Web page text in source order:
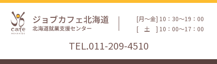
[月〜金] 10：30〜19：00
[
土 ] 10：00〜17：00
TEL.011-209-4510